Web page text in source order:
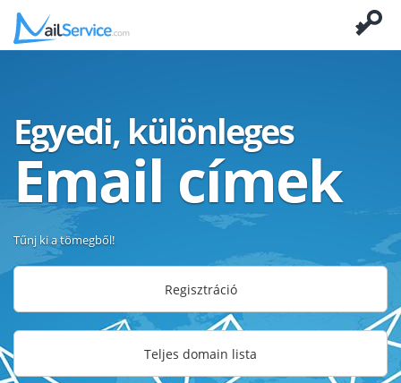
Egyedi, különleges
Email címek
Tűnj ki a tömegből!
Regisztráció
Teljes domain lista